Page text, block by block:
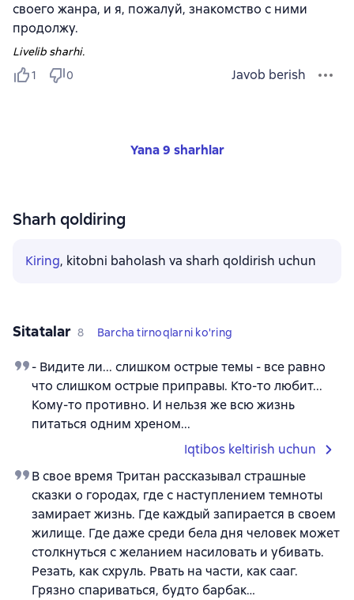
своего жанра, и я, пожалуй, знакомство с ними
продолжу.
Livelib sharhi.
1
0 Javob berish
Yana 9 sharhlar
Sharh qoldiring
Kiring, kitobni baholash va sharh qoldirish uchun
Sitatalar 8 Barcha tirnoqlarni ko'ring
- Видите ли... слишком острые темы - все равно
что слишком острые приправы. Кто-то любит...
Кому-то противно. И нельзя же всю жизнь
питаться одним хреном...
Iqtibos keltirish uchun
В свое время Тритан рассказывал страшные
сказки о городах, где с наступлением темноты
замирает жизнь. Где каждый запирается в своем
жилище. Где даже среди бела дня человек может
столкнуться с желанием насиловать и убивать.
Резать, как схруль. Рвать на части, как сааг.
Грязно спариваться, будто барбак…